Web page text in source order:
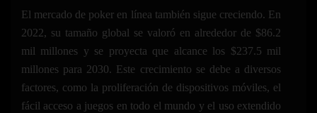
El mercado de poker en línea también sigue creciendo. En
2022, su tamaño global se valoró en alrededor de $86.2
mil millones y se proyecta que alcance los $237.5 mil
millones para 2030. Este crecimiento se debe a diversos
factores, como la proliferación de dispositivos móviles, el
fácil acceso a juegos en todo el mundo y el uso extendido